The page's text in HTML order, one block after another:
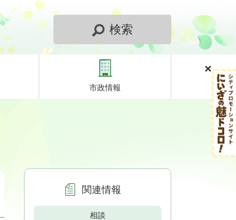
検索
市政情報
関連情報
相談